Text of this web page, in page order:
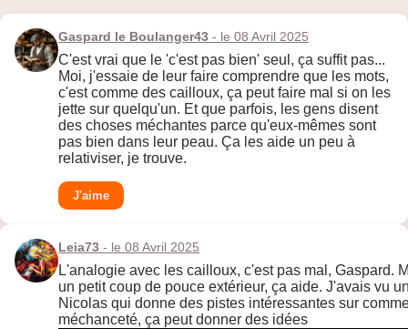
Gaspard le Boulanger43 - le 08 Avril 2025
C'est vrai que le 'c'est pas bien' seul, ça suffit pas...
Moi, j'essaie de leur faire comprendre que les mots,
c'est comme des cailloux, ça peut faire mal si on les
jette sur quelqu'un. Et que parfois, les gens disent
des choses méchantes parce qu'eux-mêmes sont
pas bien dans leur peau. Ça les aide un peu à
relativiser, je trouve.
J'aime
Leia73 - le 08 Avril 2025
L'analogie avec les cailloux, c'est pas mal, Gaspard.
un petit coup de pouce extérieur, ça aide. J'avais vu
Nicolas qui donne des pistes intéressantes sur
méchanceté, ça peut donner des idées